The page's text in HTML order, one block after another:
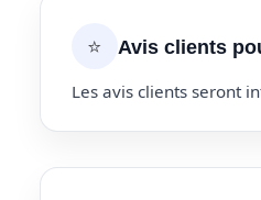
⭐ Avis clients
Les avis clients seront